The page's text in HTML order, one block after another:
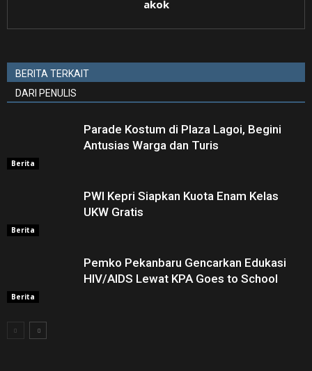
akok
BERITA TERKAIT
DARI PENULIS
Berita
Parade Kostum di Plaza Lagoi, Begini
Antusias Warga dan Turis
Berita
PWI Kepri Siapkan Kuota Enam Kelas
UKW Gratis
Berita
Pemko Pekanbaru Gencarkan Edukasi
HIV/AIDS Lewat KPA Goes to School